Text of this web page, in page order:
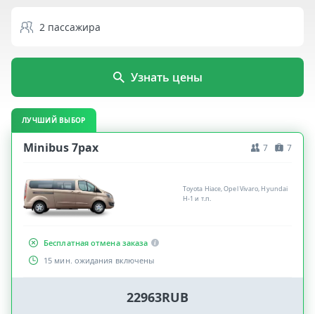
2 пассажира
Узнать цены
ЛУЧШИЙ ВЫБОР
Minibus 7pax 7 7
Toyota Hiace, Opel Vivaro, Hyundai
H-1 и т.п.
Бесплатная отмена заказа
15 мин. ожидания включены
22963RUB